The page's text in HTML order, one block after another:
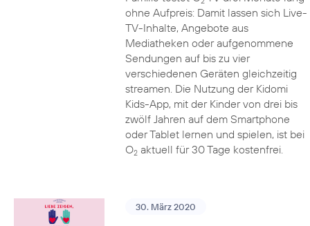
ohne Aufpreis: Damit lassen sich Live-
TV-Inhalte, Angebote aus
Mediatheken oder aufgenommene
Sendungen auf bis zu vier
verschiedenen Geräten gleichzeitig
streamen. Die Nutzung der Kidomi
Kids-App, mit der Kinder von drei bis
zwölf Jahren auf dem Smartphone
oder Tablet lernen und spielen, ist bei
O2aktuell für 30 Tage kostenfrei.
30. März 2020